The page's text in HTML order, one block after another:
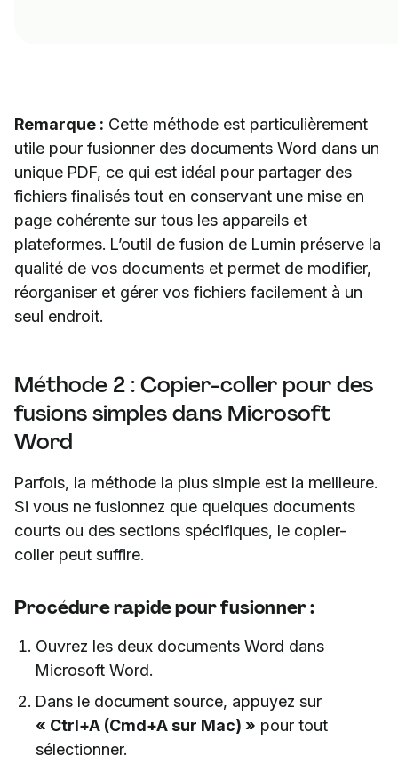
Remarque : Cette méthode est particulièrement
utile pour fusionner des documents Word dans un
unique PDF, ce qui est idéal pour partager des
fichiers finalisés tout en conservant une mise en
page cohérente sur tous les appareils et
plateformes. L’outil de fusion de Lumin préserve la
qualité de vos documents et permet de modifier,
réorganiser et gérer vos fichiers facilement à un
seul endroit.
Méthode 2 : Copier-coller pour des
fusions simples dans Microsoft
Word
Parfois, la méthode la plus simple est la meilleure.
Si vous ne fusionnez que quelques documents
courts ou des sections spécifiques, le copier-
coller peut suffire.
Procédure rapide pour fusionner :
Ouvrez les deux documents Word dans
Microsoft Word.
Dans le document source, appuyez sur
« Ctrl+A (Cmd+A sur Mac) » pour tout
sélectionner.